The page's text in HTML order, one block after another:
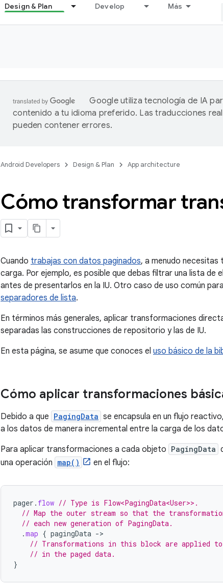
Design & Plan Develop Más
Google utiliza tecnología de IA
contenido a tu idioma preferido. Las traducciones
pueden contener errores.
Android Developers Design & Plan App architecture
Cómo transformar
Cuando trabajas con datos paginados, a menudo necesitas
carga. Por ejemplo, es posible que debas filtrar una lista
antes de presentarlos en la IU. Otro caso de uso común
separadores de lista.
En términos más generales, aplicar transformaciones
separadas las construcciones de repositorio y las de IU.
En esta página, se asume que conoces el uso básico de la
Cómo aplicar transformaciones
Debido a que PagingData se encapsula en un flujo
a los datos de manera incremental entre la carga de los
Para aplicar transformaciones a cada objeto PagingData
una operación map() en el flujo:
pager . flow // Type is Flow<PagingData<User>>.
// Map the outer stream so that the
// each new generation of PagingData.
.map { pagingData -
// Transformations in this block are applied
// in the paged data.
}